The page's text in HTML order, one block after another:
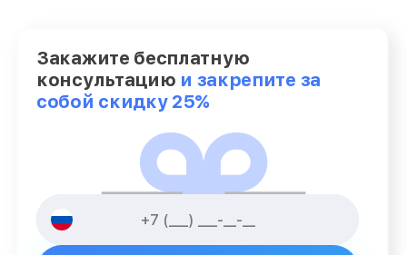
Закажите бесплатную
консультацию и закрепите за
собой скидку 25%